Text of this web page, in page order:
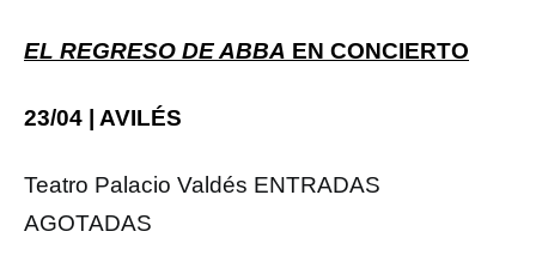
EL REGRESO DE ABBA EN CONCIERTO
23/04 | AVILÉS
Teatro Palacio Valdés ENTRADAS
AGOTADAS